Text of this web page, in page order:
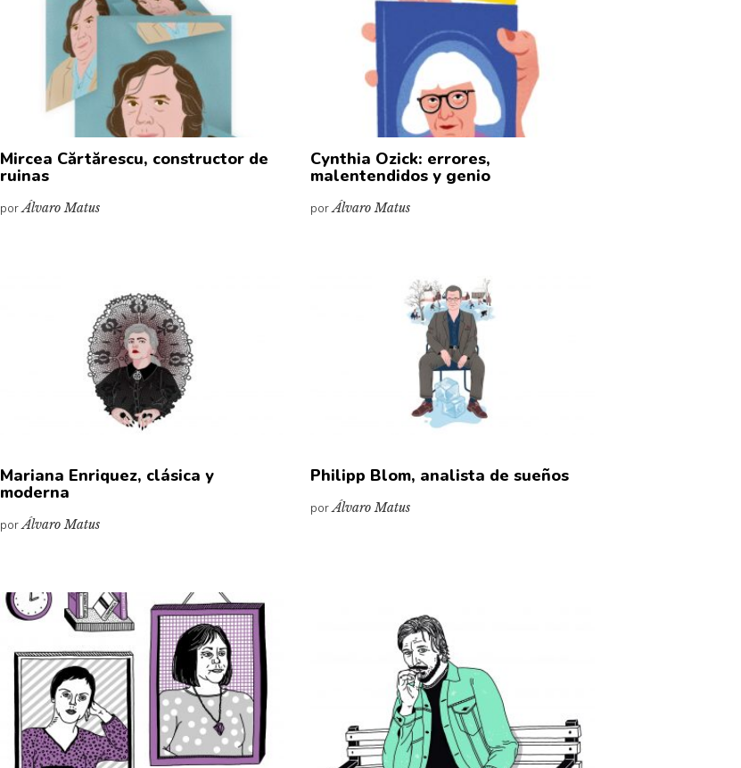
Mircea Cărtărescu, constructor de
ruinas
porÁlvaro Matus
Cynthia Ozick: errores,
malentendidos y genio
porÁlvaro Matus
Mariana Enriquez, clásica y
moderna
porÁlvaro Matus
Philipp Blom, analista de sueños
porÁlvaro Matus